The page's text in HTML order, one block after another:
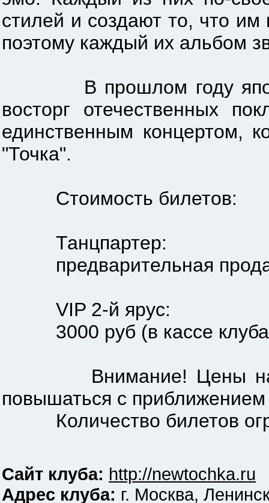
стилей и создают то, что им
поэтому каждый их альбом
В прошлом году
восторг отечественных
единственным концертом,
"Точка".
Стоимость билетов:
Танцпартер:
предварительная
VIP 2-й ярус:
3000 руб (в кассе клуба
Внимание! Цены на
повышаться с приближением
Количество билетов
Сайт клуба: http://newtochka.ru
Адрес клуба: г. Москва,